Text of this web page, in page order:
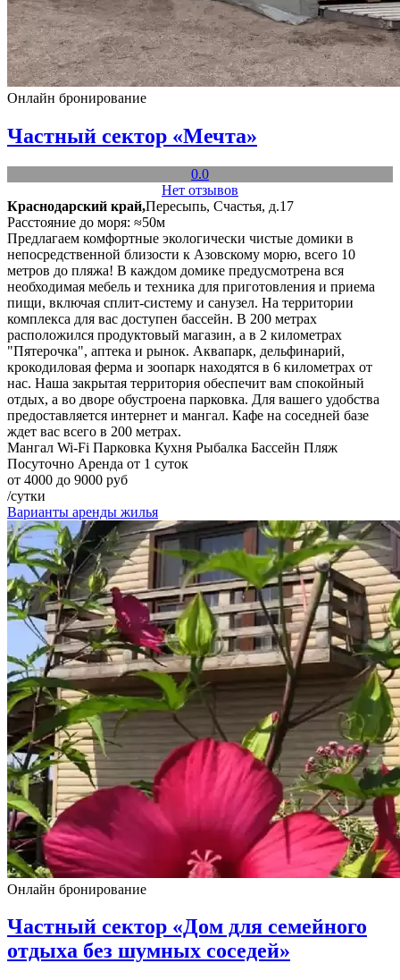
Онлайн бронирование
Частный сектор «Мечта»
0.0
Нет отзывов
Краснодарский край,Пересыпь, Счастья, д.17
Расстояние до моря: ≈50м
Предлагаем комфортные экологически чистые домики в
непосредственной близости к Азовскому морю, всего 10
метров до пляжа! В каждом домике предусмотрена вся
необходимая мебель и техника для приготовления и приема
пищи, включая сплит-систему и санузел. На территории
комплекса для вас доступен бассейн. В 200 метрах
расположился продуктовый магазин, а в 2 километрах
"Пятерочка", аптека и рынок. Аквапарк, дельфинарий,
крокодиловая ферма и зоопарк находятся в 6 километрах от
нас. Наша закрытая территория обеспечит вам спокойный
отдых, а во дворе обустроена парковка. Для вашего удобства
предоставляется интернет и мангал. Кафе на соседней базе
ждет вас всего в 200 метрах.
Мангал Wi-Fi Парковка Кухня Рыбалка Бассейн Пляж
Посуточно Аренда от 1 суток
от 4000 до 9000 руб
/сутки
Варианты аренды жилья
Онлайн бронирование
Частный сектор «Дом для семейного
отдыха без шумных соседей»